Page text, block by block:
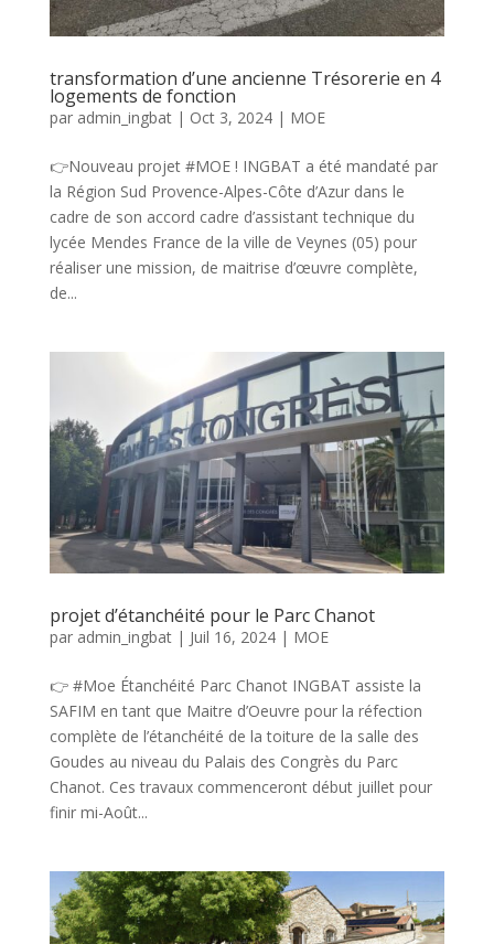
transformation d’une ancienne Trésorerie en 4
logements de fonction
par admin_ingbat| Oct 3, 2024| MOE
👉Nouveau projet #MOE ! INGBAT a été mandaté par
la Région Sud Provence-Alpes-Côte d’Azur dans le
cadre de son accord cadre d’assistant technique du
lycée Mendes France de la ville de Veynes (05) pour
réaliser une mission, de maitrise d’œuvre complète,
de...
projet d’étanchéité pour le Parc Chanot
par admin_ingbat| Juil 16, 2024| MOE
👉 #Moe Étanchéité Parc Chanot INGBAT assiste la
SAFIM en tant que Maitre d’Oeuvre pour la réfection
complète de l’étanchéité de la toiture de la salle des
Goudes au niveau du Palais des Congrès du Parc
Chanot. Ces travaux commenceront début juillet pour
finir mi-Août...